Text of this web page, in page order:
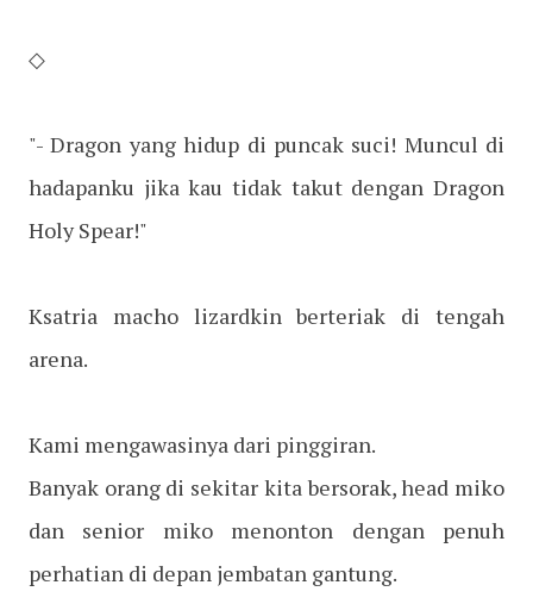
◇
"- Dragon yang hidup di puncak suci! Muncul di
hadapanku jika kau tidak takut dengan Dragon
Holy Spear!"
Ksatria macho lizardkin berteriak di tengah
arena.
Kami mengawasinya dari pinggiran.
Banyak orang di sekitar kita bersorak, head miko
dan senior miko menonton dengan penuh
perhatian di depan jembatan gantung.